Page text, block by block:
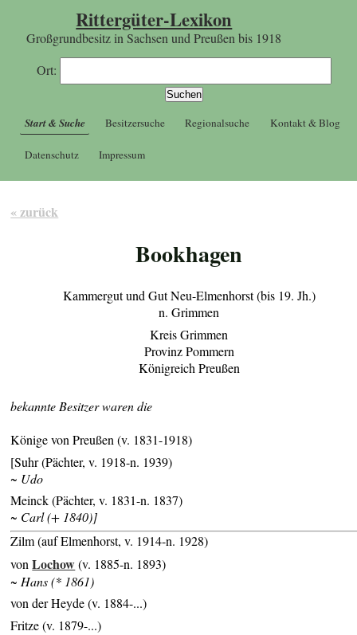
Rittergüter-Lexikon
Großgrundbesitz in Sachsen und Preußen bis 1918
Ort:
Start & Suche Besitzersuche Regionalsuche Kontakt & Blog
Datenschutz Impressum
« zurück
Bookhagen
Kammergut und Gut Neu-Elmenhorst (bis 19. Jh.)
n. Grimmen
Kreis Grimmen
Provinz Pommern
Königreich Preußen
bekannte Besitzer waren die
Könige von Preußen (v. 1831-1918)
[Suhr (Pächter, v. 1918-n. 1939)
~ Udo
Meinck (Pächter, v. 1831-n. 1837)
~ Carl (+ 1840)]
Zilm (auf Elmenhorst, v. 1914-n. 1928)
vonLochow(v. 1885-n. 1893)
~ Hans (* 1861)
von der Heyde (v. 1884-...)
Fritze (v. 1879-...)